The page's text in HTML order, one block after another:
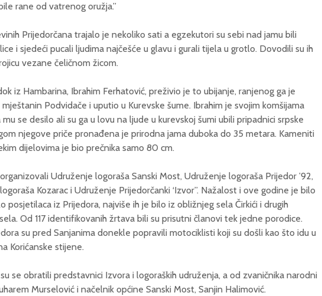
bile rane od vatrenog oružja.”
Prijedorčana trajalo je nekoliko sati a egzekutori su sebi nad jamu bili
i sjedeći pucali ljudima najčešće u glavu i gurali tijela u grotlo. Dovodili su ih
vezane čeličnom žicom.
iz Hambarina, Ibrahim Ferhatović, preživio je to ubijanje, ranjenog ga je
Podvidače i uputio u Kurevske šume. Ibrahim je svojim komšijama
mu se desilo ali su ga u lovu na ljude u kurevskoj šumi ubili pripadnici srpske
njegove priče pronađena je prirodna jama duboka do 35 metara. Kameniti
dijelovima je bio prečnika samo 80 cm.
Udruženje logoraša Sanski Most, Udruženje logoraša Prijedor ’92,
Kozarac i Udruženje Prijedorčanki ‘Izvor”. Nažalost i ove godine je bilo
posjetilaca iz Prijedora, najviše ih je bilo iz obližnjeg sela Čirkići i drugih
sela. Od 117 identifikovanih žrtava bili su prisutni članovi tek jedne porodice.
su pred Sanjanima donekle popravili motociklisti koji su došli kao što idu u
Korićanske stijene.
se obratili predstavnici Izvora i logoraških udruženja, a od zvaničnika narodni
Murselović i načelnik općine Sanski Most, Sanjin Halimović.